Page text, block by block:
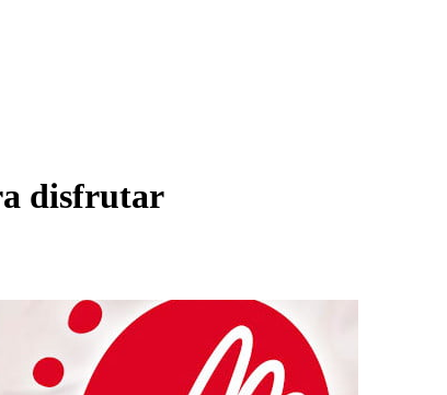
disfrutar